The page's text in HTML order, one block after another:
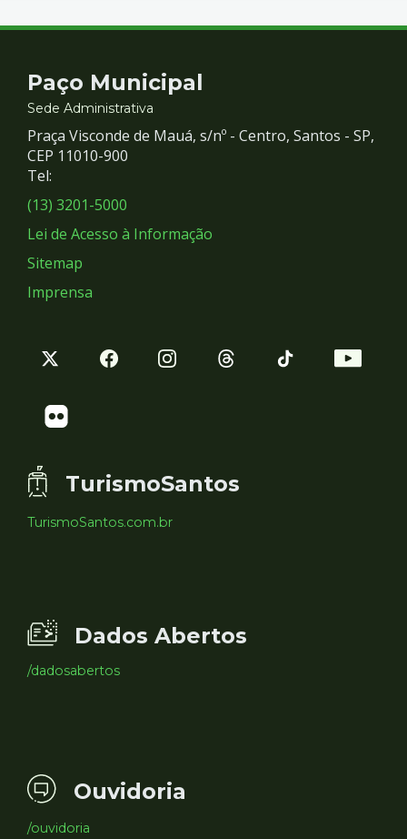
Contato
e
Redes
Sociais
Paço Municipal
Sede Administrativa
Praça Visconde de Mauá, s/nº - Centro, Santos - SP,
CEP 11010-900
Tel:
(13) 3201-5000
Lei de Acesso à Informação
Sitemap
Imprensa
TurismoSantos
TurismoSantos.com.br
Dados Abertos
/dadosabertos
Ouvidoria
/ouvidoria